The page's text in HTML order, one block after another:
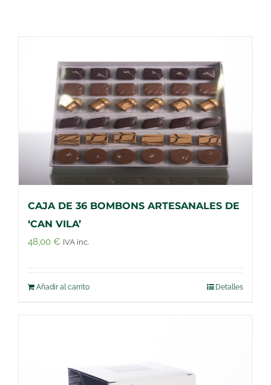
CAJA DE 36 BOMBONS ARTESANALES DE
‘CAN VILA’
48,00 € IVA inc.
Añadir al carrito Detalles